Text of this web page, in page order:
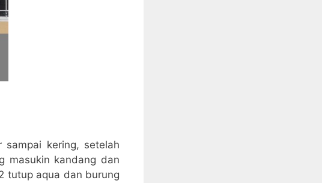
kering, setelah
masukin kandang dan
tutup aqua dan burung